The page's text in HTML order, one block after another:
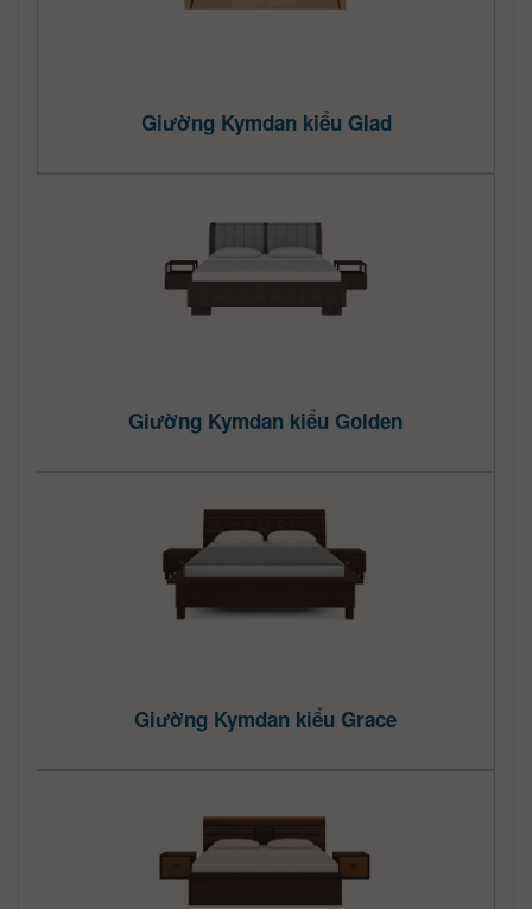
Giường Kymdan kiểu Glad
Giường Kymdan kiểu Golden
Giường Kymdan kiểu Grace